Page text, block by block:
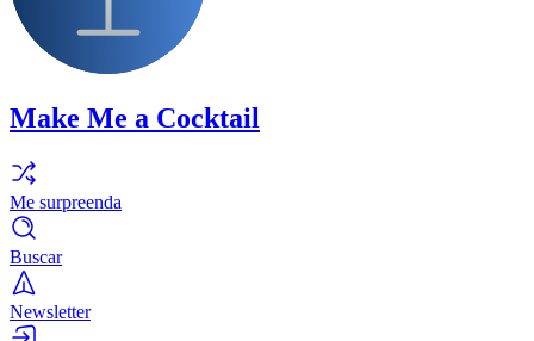
Make Me a Cocktail
Me surpreenda
Buscar
Newsletter